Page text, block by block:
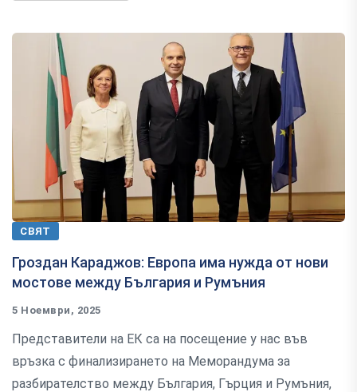
СВЯТ
Гроздан Караджов: Европа има нужда от нови
мостове между България и Румъния
5 Ноември, 2025
Представители на ЕК са на посещение у нас във
връзка с финализирането на Меморандума за
разбирателство между България, Гърция и Румъния,